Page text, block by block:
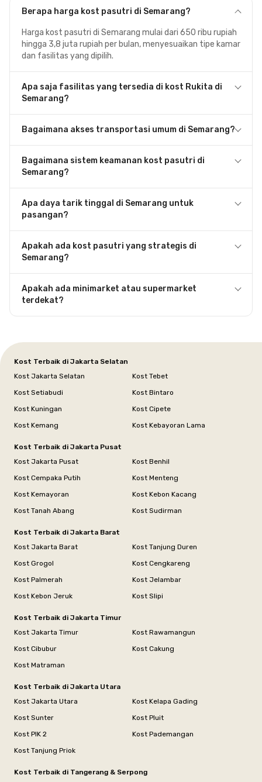
Berapa harga kost pasutri di Semarang?
Harga kost pasutri di Semarang mulai dari 650 ribu rupiah
hingga 3,8 juta rupiah per bulan, menyesuaikan tipe kamar
dan fasilitas yang dipilih.
Apa saja fasilitas yang tersedia di kost Rukita di
Semarang?
Bagaimana akses transportasi umum di Semarang?
Bagaimana sistem keamanan kost pasutri di
Semarang?
Apa daya tarik tinggal di Semarang untuk
pasangan?
Apakah ada kost pasutri yang strategis di
Semarang?
Apakah ada minimarket atau supermarket
terdekat?
Kost Terbaik di Jakarta Selatan
Kost Jakarta Selatan
Kost Tebet
Kost Setiabudi
Kost Bintaro
Kost Kuningan
Kost Cipete
Kost Kemang
Kost Kebayoran Lama
Kost Terbaik di Jakarta Pusat
Kost Jakarta Pusat
Kost Benhil
Kost Cempaka Putih
Kost Menteng
Kost Kemayoran
Kost Kebon Kacang
Kost Tanah Abang
Kost Sudirman
Kost Terbaik di Jakarta Barat
Kost Jakarta Barat
Kost Tanjung Duren
Kost Grogol
Kost Cengkareng
Kost Palmerah
Kost Jelambar
Kost Kebon Jeruk
Kost Slipi
Kost Terbaik di Jakarta Timur
Kost Jakarta Timur
Kost Rawamangun
Kost Cibubur
Kost Cakung
Kost Matraman
Kost Terbaik di Jakarta Utara
Kost Jakarta Utara
Kost Kelapa Gading
Kost Sunter
Kost Pluit
Kost PIK 2
Kost Pademangan
Kost Tanjung Priok
Kost Terbaik di Tangerang & Serpong